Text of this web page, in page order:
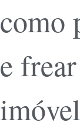
como
e
imóvel